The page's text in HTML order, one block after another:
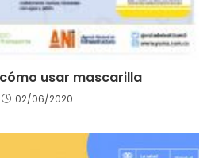
usar mascarilla
02/06/2020